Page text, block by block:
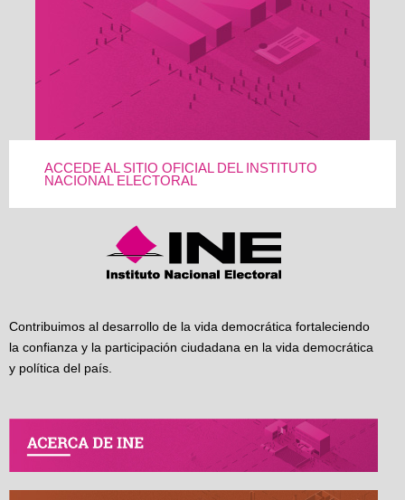
ACCEDE AL SITIO OFICIAL DEL INSTITUTO
NACIONAL ELECTORAL
Contribuimos al desarrollo de la vida democrática fortaleciendo
la confianza y la participación ciudadana en la vida democrática
y política del país.